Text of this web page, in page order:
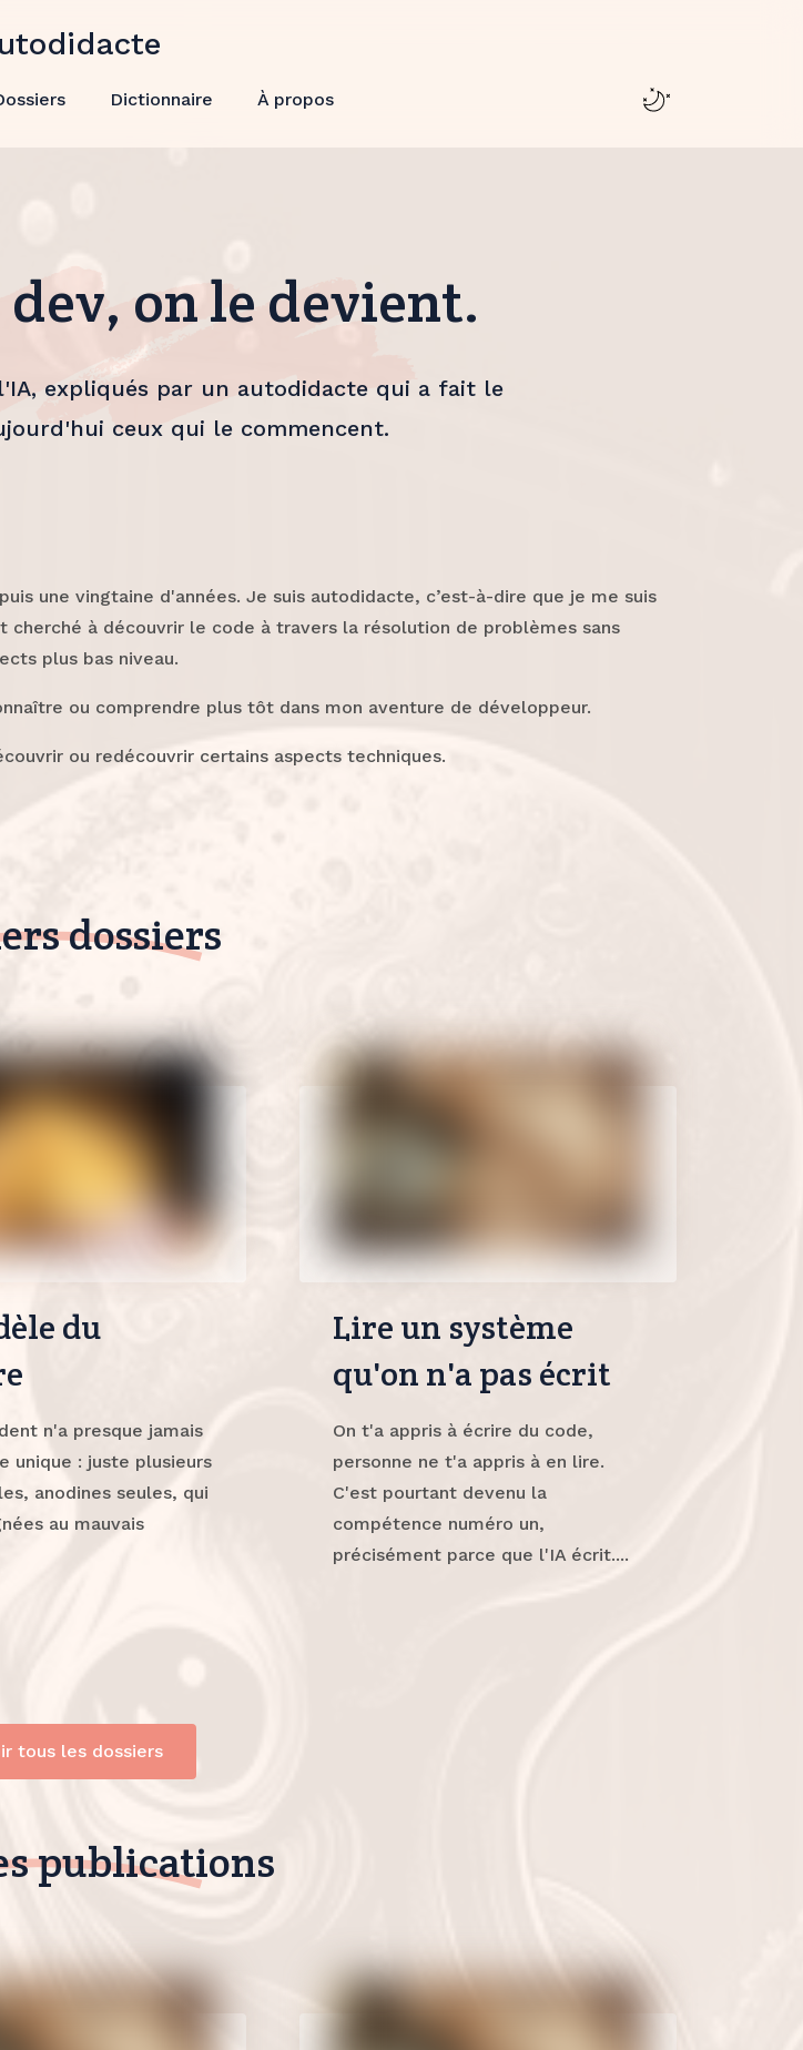
Dictionnaire À propos
on le devient.
expliqués par un autodidacte qui a fait le
ceux qui le commencent.
une vingtaine d'années. Je suis autodidacte, c’est-à-dire que je me suis
à découvrir le code à travers la résolution de problèmes sans
plus bas niveau.
ou comprendre plus tôt dans mon aventure de développeur.
ou redécouvrir certains aspects techniques.
dossiers
du
n'a presque jamais
unique : juste plusieurs
anodines seules, qui
au mauvais
Lire un système
qu'on n'a pas écrit
On t'a appris à écrire du code,
personne ne t'a appris à en lire.
C'est pourtant devenu la
compétence numéro un,
précisément parce que l'IA écrit....
tous les dossiers
publications